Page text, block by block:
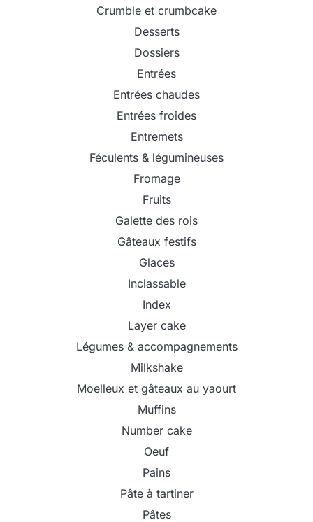
Crumble et crumbcake
Desserts
Dossiers
Entrées
Entrées chaudes
Entrées froides
Entremets
Féculents & légumineuses
Fromage
Fruits
Galette des rois
Gâteaux festifs
Glaces
Inclassable
Index
Layer cake
Légumes & accompagnements
Milkshake
Moelleux et gâteaux au yaourt
Muffins
Number cake
Oeuf
Pains
Pâte à tartiner
Pâtes